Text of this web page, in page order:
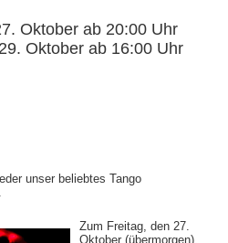
Oktober ab 20:00 Uhr
Oktober ab 16:00 Uhr
unser beliebtes Tango
Zum Freitag, den 27.
Oktober (übermorgen),